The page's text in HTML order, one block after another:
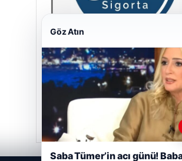
Cengiz Sigorta
23/06/2026
Göz Atın
Saba Tümer’in acı günü!